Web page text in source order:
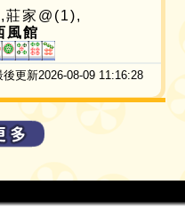
莊家@(1),
館
後更新2026-08-09 11:16:28